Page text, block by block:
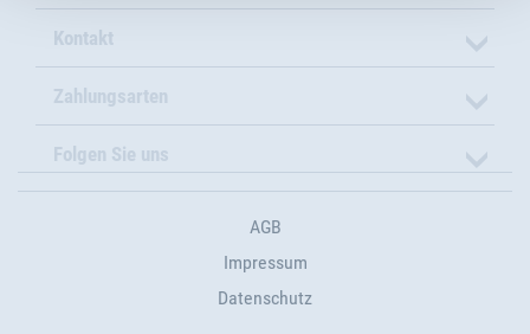
Kontakt
Zahlungsarten
Folgen Sie uns
AGB
Impressum
Datenschutz